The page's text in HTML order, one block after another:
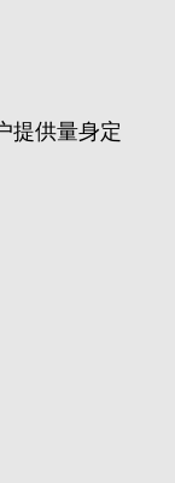
提供量身定